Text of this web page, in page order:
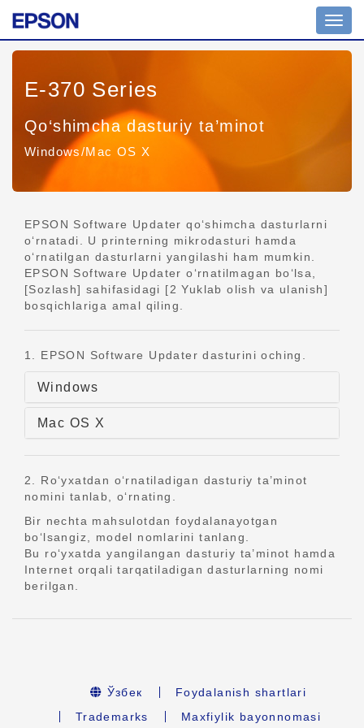
E-370 Series
Qo‘shimcha dasturiy ta’minot
Windows/Mac OS X
EPSON Software Updater qo‘shimcha dasturlarni
o‘rnatadi. U printerning mikrodasturi hamda
o‘rnatilgan dasturlarni yangilashi ham mumkin.
EPSON Software Updater o‘rnatilmagan bo‘lsa,
[Sozlash] sahifasidagi [2 Yuklab olish va ulanish]
bosqichlariga amal qiling.
1. EPSON Software Updater dasturini oching.
Windows
Mac OS X
2. Ro‘yxatdan o‘rnatiladigan dasturiy ta’minot
nomini tanlab, o‘rnating.
Bir nechta mahsulotdan foydalanayotgan
bo‘lsangiz, model nomlarini tanlang.
Bu ro‘yxatda yangilangan dasturiy ta’minot hamda
Internet orqali tarqatiladigan dasturlarning nomi
berilgan.
Ўзбек
Foydalanish shartlari
Trademarks
Maxfiylik bayonnomasi